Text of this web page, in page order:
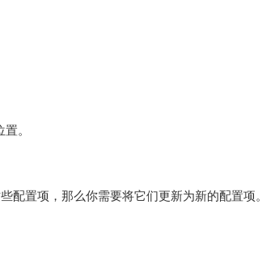
。
配置项，那么你需要将它们更新为新的配置项。